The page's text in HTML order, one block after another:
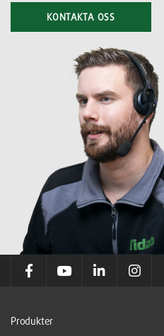
KONTAKTA OSS
Produkter